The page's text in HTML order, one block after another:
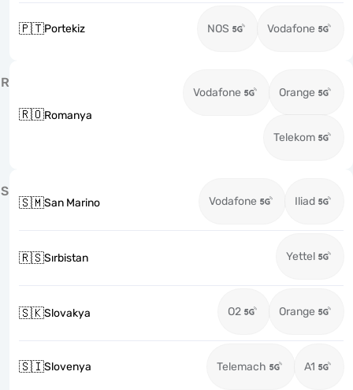
🇵🇹Portekiz NOS Vodafone
R
🇷🇴Romanya
Vodafone Orange
Telekom
S
🇸🇲San Marino Vodafone Iliad
🇷🇸Sırbistan Yettel
🇸🇰Slovakya O2 Orange
🇸🇮Slovenya Telemach A1